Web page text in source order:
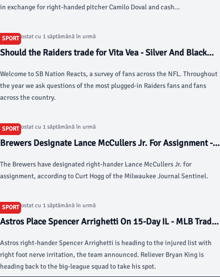
in exchange for right-handed pitcher Camilo Doval and cash
been in the middle of his second season with the Yankees.
SPORT
Articol postat cu 1 săptămână în urmă
Should the Raiders trade for Vita Vea - Silver And Black
Welcome to SB Nation Reacts, a survey of fans across the NFL. Throughout
the year we ask questions of the most plugged-in Raiders fans and fans
across the country.
SPORT
Articol postat cu 1 săptămână în urmă
Brewers Designate Lance McCullers Jr. For Assignment -
The Brewers have designated right-hander Lance McCullers Jr. for
assignment, according to Curt Hogg of the Milwaukee Journal Sentinel.
SPORT
Articol postat cu 1 săptămână în urmă
Astros Place Spencer Arrighetti On 15-Day IL - MLB Trade
Astros right-hander Spencer Arrighetti is heading to the injured list with
right foot nerve irritation, the team announced. Reliever Bryan King is
heading back to the big-league squad to take his spot.